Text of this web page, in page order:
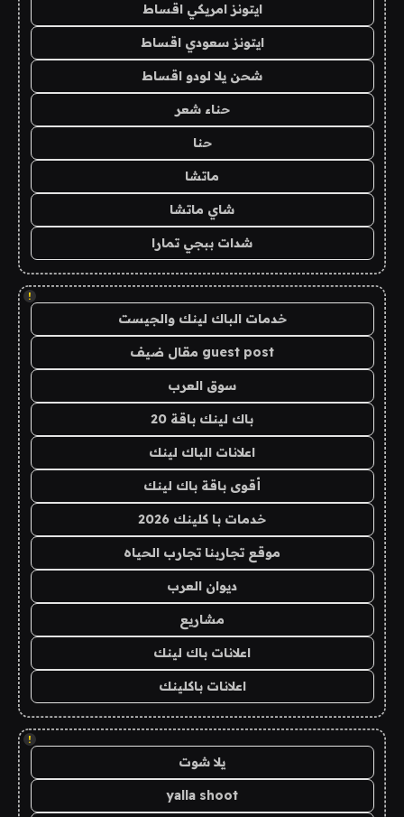
ايتونز امريكي اقساط
ايتونز سعودي اقساط
شحن يلا لودو اقساط
حناء شعر
حنا
ماتشا
شاي ماتشا
شدات ببجي تمارا
!
خدمات الباك لينك والجيست
guest post مقال ضيف
سوق العرب
باك لينك باقة 20
اعلانات الباك لينك
أقوى باقة باك لينك
خدمات با كلينك 2026
موقع تجاربنا تجارب الحياه
ديوان العرب
مشاريع
اعلانات باك لينك
اعلانات باكلينك
!
يلا شوت
yalla shoot